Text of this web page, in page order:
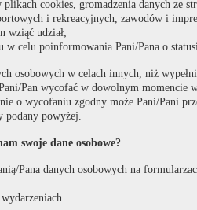
plikach cookies, gromadzenia danych ze
i rekreacyjnych, zawodów i
wziąć udział;
celu poinformowania Pani/Pana o
osobowych w celach innych, niż
Pan wycofać w dowolnym momencie
o wycofaniu zgodny może Pani/Pani
podany powyżej.
swoje dane osobowe?
Pana danych osobowych na